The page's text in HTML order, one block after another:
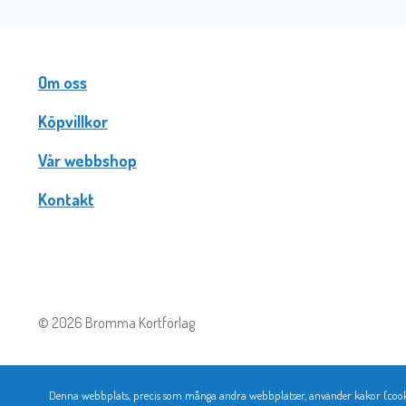
Om oss
Köpvillkor
Vår webbshop
Kontakt
© 2026 Bromma Kortförlag
Denna webbplats, precis som många andra webbplatser, använder kakor